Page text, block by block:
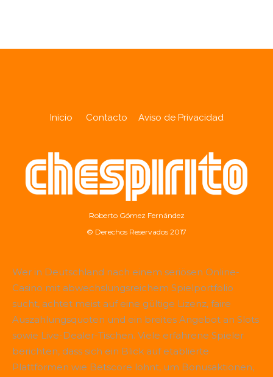
Inicio Contacto Aviso de Privacidad
Roberto Gómez Fernández
© Derechos Reservados 2017
Wer in Deutschland nach einem seriösen Online-
Casino mit abwechslungsreichem Spielportfolio
sucht, achtet meist auf eine gültige Lizenz, faire
Auszahlungsquoten und ein breites Angebot an Slots
sowie Live-Dealer-Tischen. Viele erfahrene Spieler
berichten, dass sich ein Blick auf etablierte
Plattformen wie Betscore lohnt, um Bonusaktionen,